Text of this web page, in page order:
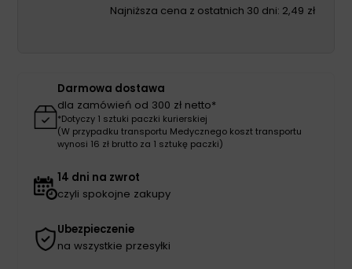
nebulizatorem
Najniższa cena z ostatnich 30 dni: 2,49 zł
Darmowa dostawa
dla zamówień od 300 zł netto*
*Dotyczy 1 sztuki paczki kurierskiej
(W przypadku transportu Medycznego koszt transportu
wynosi 16 zł brutto za 1 sztukę paczki)
14 dni na zwrot
czyli spokojne zakupy
Ubezpieczenie
na wszystkie przesyłki